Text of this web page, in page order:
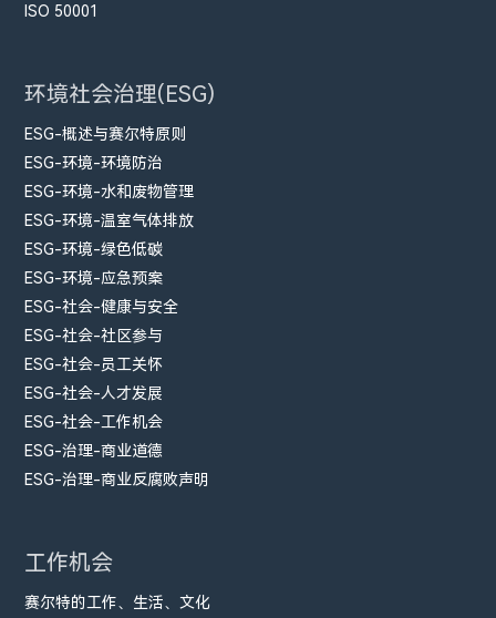
ISO 50001
环境社会治理(ESG)
ESG-概述与赛尔特原则
ESG-环境-环境防治
ESG-环境-水和废物管理
ESG-环境-温室气体排放
ESG-环境-绿色低碳
ESG-环境-应急预案
ESG-社会-健康与安全
ESG-社会-社区参与
ESG-社会-员工关怀
ESG-社会-人才发展
ESG-社会-工作机会
ESG-治理-商业道德
ESG-治理-商业反腐败声明
工作机会
赛尔特的工作、生活、文化